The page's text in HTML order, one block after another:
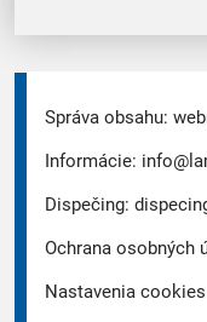
Správa obsahu:
Informácie:
Dispečing:
Ochrana osobných
Nastavenia cookies